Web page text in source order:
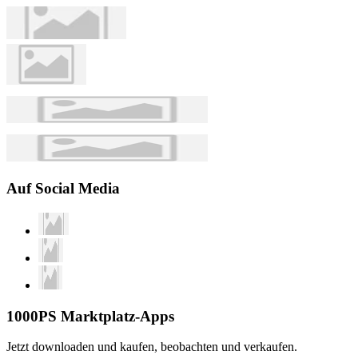
Auf Social Media
1000PS Marktplatz-Apps
Jetzt downloaden und kaufen, beobachten und verkaufen.